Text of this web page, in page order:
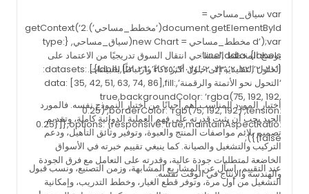
var سياق_مساحي =
document.getElementById(‘مخطط_مساحي’).getContext(‘2
d’);var مخطط_مساحي = new Chart(سياق_مساحي, {type:
‘line’,data: {labels:
[‘٢٠٢١’,’٢٠٢٢’,’٢٠٢٣’,’٢٠٢٤’,’٢٠٢٥’,’٢٠٢٦’],datasets: [{label:
‘التحول نحو الأتمتة والرقمنة’,data: [35, 42, 51, 63, 74, 86],fill:
true,backgroundColor: ‘rgba(75, 192, 192,
0.25)’,borderColor: ‘rgb(75, 192, 192)’,tension:
0.25}]},options: {responsive: true,maintainAspectRatio:
false}});
يوضح المخطط المساحي انتقال السوق تدريجيًا من الاعتماد على
الحلول التقليدية إلى حلول أكثر ذكاءً وارتباطًا بالبيانات.
اختيار المورد المناسب أهم أحيانًا من اختيار النموذج نفسه. فالمورد
الجيد يجب أن يثبت قدرته على فهم العملية الدوائية كاملة، وتقديم
تصميم يلائم مواصفات المنتج والعبوة، وتوفير وثائق التأهيل، ودعم
التركيب والتشغيل والصيانة. كما ينبغي تقييم خبرته في الأسواق
الخاضعة لمتطلبات جودة عالية، وقدرته على التعامل مع فرق الجودة
والهندسة والإنتاج في الوقت نفسه.
عند التقييم، اسأل عن المشاريع المشابهة، وزمن التصنيع، ونسب قبول
التشغيل من أول مرة، وتوفر قطع الغيار، وخطط التدريب، وإمكانية